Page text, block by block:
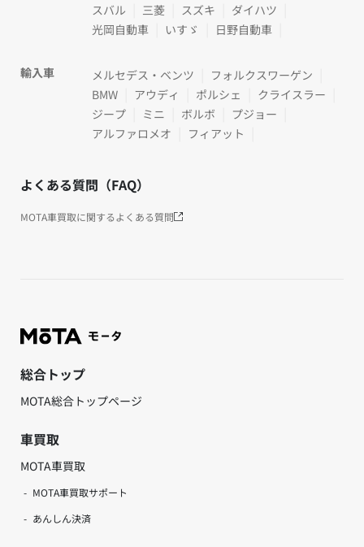
スバル
三菱 スズキ
ダイハツ
光岡自動車
いすゞ 日野自動車
輸入車 メルセデス・ベンツ
フォルクスワーゲン
BMW
アウディ ポルシェ
クライスラー
ジープ
ミニ ボルボ
プジョー
アルファロメオ
フィアット
よくある質問（FAQ）
MOTA車買取に関するよくある質問
総合トップ
MOTA総合トップページ
車買取
MOTA車買取
MOTA車買取サポート
あんしん決済